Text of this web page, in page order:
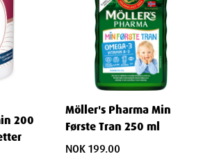
200
Möller's Pharma Min
Første Tran 250 ml
NOK 199.00